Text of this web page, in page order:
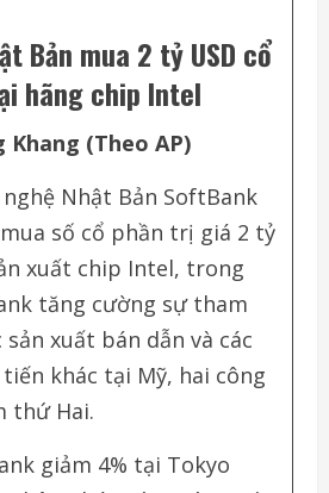
Bản mua 2 tỷ USD cổ
hãng chip Intel
Khang (Theo AP)
Nhật Bản SoftBank
số cổ phần trị giá 2 tỷ
xuất chip Intel, trong
tăng cường sự tham
xuất bán dẫn và các
khác tại Mỹ, hai công
thứ Hai.
giảm 4% tại Tokyo